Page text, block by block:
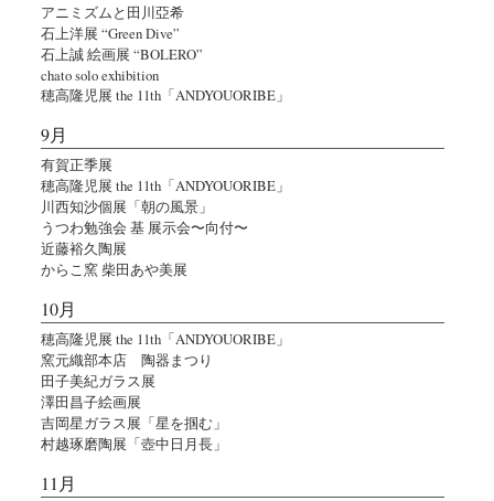
アニミズムと田川亞希
石上洋展 “Green Dive”
石上誠 絵画展 “BOLERO”
chato solo exhibition
穂高隆児展 the 11th「ANDYOUORIBE」
9月
有賀正季展
穂高隆児展 the 11th「ANDYOUORIBE」
川西知沙個展「朝の風景」
うつわ勉強会 基 展示会〜向付〜
近藤裕久陶展
からこ窯 柴田あや美展
10月
穂高隆児展 the 11th「ANDYOUORIBE」
窯元織部本店 陶器まつり
田子美紀ガラス展
澤田昌子絵画展
吉岡星ガラス展「星を掴む」
村越琢磨陶展「壺中日月長」
11月